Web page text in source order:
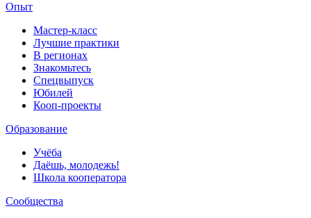
Опыт
Мастер-класс
Лучшие практики
В регионах
Знакомьтесь
Спецвыпуск
Юбилей
Кооп-проекты
Образование
Учёба
Даёшь, молодежь!
Школа кооператора
Сообщества